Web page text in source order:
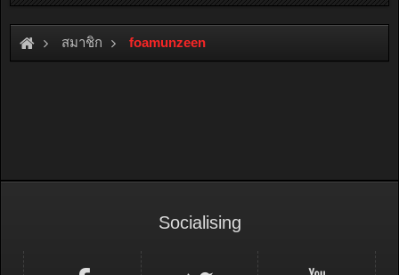
สมาชิก foamunzeen
Socialising